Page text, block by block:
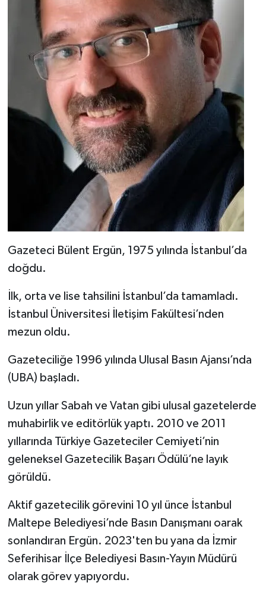
Gazeteci Bülent Ergün, 1975 yılında İstanbul’da
doğdu.
İlk, orta ve lise tahsilini İstanbul’da tamamladı.
İstanbul Üniversitesi İletişim Fakültesi’nden
mezun oldu.
Gazeteciliğe 1996 yılında Ulusal Basın Ajansı’nda
(UBA) başladı.
Uzun yıllar Sabah ve Vatan gibi ulusal gazetelerde
muhabirlik ve editörlük yaptı. 2010 ve 2011
yıllarında Türkiye Gazeteciler Cemiyeti’nin
geleneksel Gazetecilik Başarı Ödülü’ne layık
görüldü.
Aktif gazetecilik görevini 10 yıl ünce İstanbul
Maltepe Belediyesi’nde Basın Danışmanı oarak
sonlandıran Ergün. 2023'ten bu yana da İzmir
Seferihisar İlçe Belediyesi Basın-Yayın Müdürü
olarak görev yapıyordu.